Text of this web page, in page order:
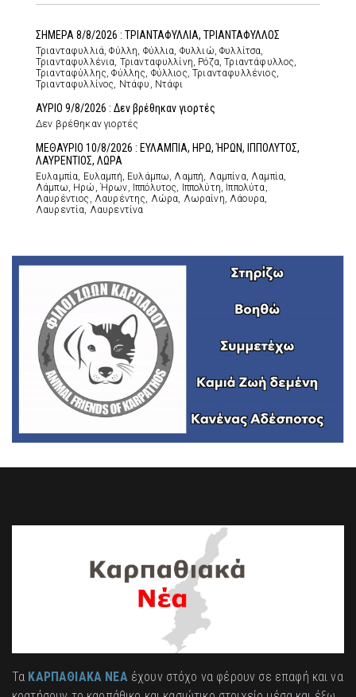
ΣΗΜΕΡΑ 8/8/2026 : ΤΡΙΑΝΤΑΦΥΛΛΙΑ, ΤΡΙΑΝΤΑΦΥΛΛΟΣ
Τριανταφυλλιά, Φύλλη, Φύλλια, Φυλλιώ, Φυλλίτσα,
Τριανταφυλλένια, Τριανταφυλλίνη, Ρόζα, Τριαντάφυλλος,
Τριανταφύλλης, Φύλλης, Φύλλιος, Τριανταφυλλένιος,
Τριανταφυλλίνος, Ντάφυ, Ντάφι
ΑΥΡΙΟ 9/8/2026 : Δεν βρέθηκαν γιορτές
Δεν βρέθηκαν γιορτές
ΜΕΘΑΥΡΙΟ 10/8/2026 : ΕΥΛΑΜΠΙΑ, ΗΡΩ, ΉΡΩΝ, ΙΠΠΟΛΥΤΟΣ,
ΛΑΥΡΕΝΤΙΟΣ, ΛΩΡΑ
Ευλαμπία, Ευλαμπή, Ευλάμπω, Λαμπή, Λαμπίνα, Λαμπία,
Λάμπω, Ηρώ, Ήρων, Ιππόλυτος, Ιππολύτη, Ιππολύτα,
Λαυρέντιος, Λαυρέντης, Λώρα, Λωραίνη, Λάουρα,
Λαυρεντία, Λαυρεντίνα
Τα ΚΑΡΠΑΘΙΑΚΑ ΝΕΑέχουν στόχο να φέρουν σε επαφή και να